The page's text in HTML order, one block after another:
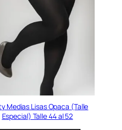
Medias Lisas Opaca (Talle
Especial) Talle 44 al 52